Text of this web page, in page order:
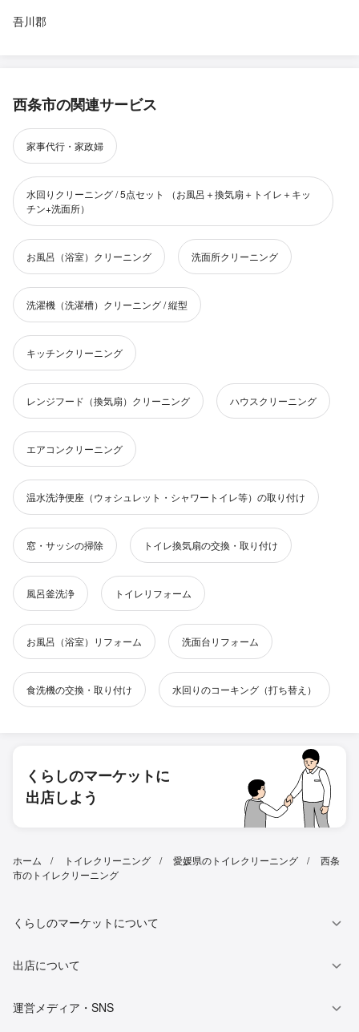
吾川郡
西条市の関連サービス
家事代行・家政婦
水回りクリーニング / 5点セット （お風呂＋換気扇＋トイレ＋キッ
チン+洗面所）
お風呂（浴室）クリーニング 洗面所クリーニング
洗濯機（洗濯槽）クリーニング / 縦型
キッチンクリーニング
レンジフード（換気扇）クリーニング ハウスクリーニング
エアコンクリーニング
温水洗浄便座（ウォシュレット・シャワートイレ等）の取り付け
窓・サッシの掃除 トイレ換気扇の交換・取り付け
風呂釜洗浄 トイレリフォーム
お風呂（浴室）リフォーム 洗面台リフォーム
食洗機の交換・取り付け 水回りのコーキング（打ち替え）
くらしのマーケットに
出店しよう
ホーム トイレクリーニング 愛媛県のトイレクリーニング
西条
市のトイレクリーニング
くらしのマーケットについて
出店について
運営メディア・SNS